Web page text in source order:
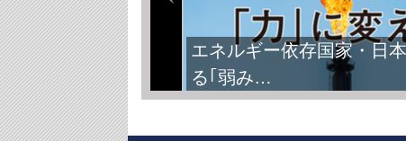
エネルギー依存国家・日
る｢弱み…